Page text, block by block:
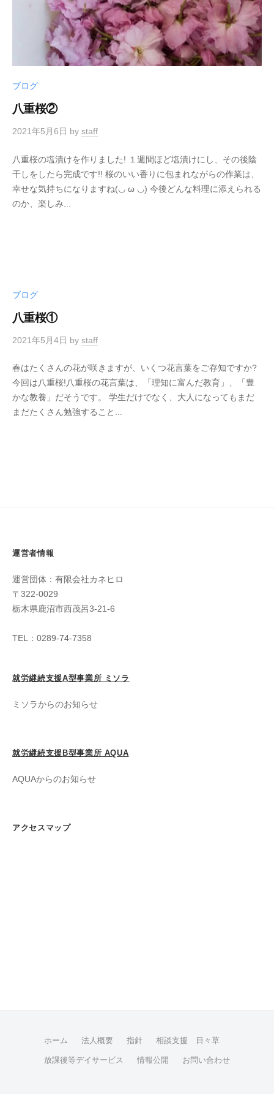
ブログ
八重桜②
2021年5月6日 by staff
八重桜の塩漬けを作りました! １週間ほど塩漬けにし、その後陰
干しをしたら完成です!! 桜のいい香りに包まれながらの作業は、
幸せな気持ちになりますね(◡ ω ◡) 今後どんな料理に添えられる
のか、楽しみ...
ブログ
八重桜①
2021年5月4日 by staff
春はたくさんの花が咲きますが、いくつ花言葉をご存知ですか?
今回は八重桜!八重桜の花言葉は、「理知に富んだ教育」、「豊
かな教養」だそうです。 学生だけでなく、大人になってもまだ
まだたくさん勉強すること...
運営者情報
運営団体：有限会社カネヒロ
〒322-0029
栃木県鹿沼市西茂呂3-21-6
TEL：0289-74-7358
就労継続支援A型事業所 ミソラ
ミソラからのお知らせ
就労継続支援B型事業所 AQUA
AQUAからのお知らせ
アクセスマップ
ホーム 法人概要 指針 相談支援 日々草
放課後等デイサービス 情報公開 お問い合わせ